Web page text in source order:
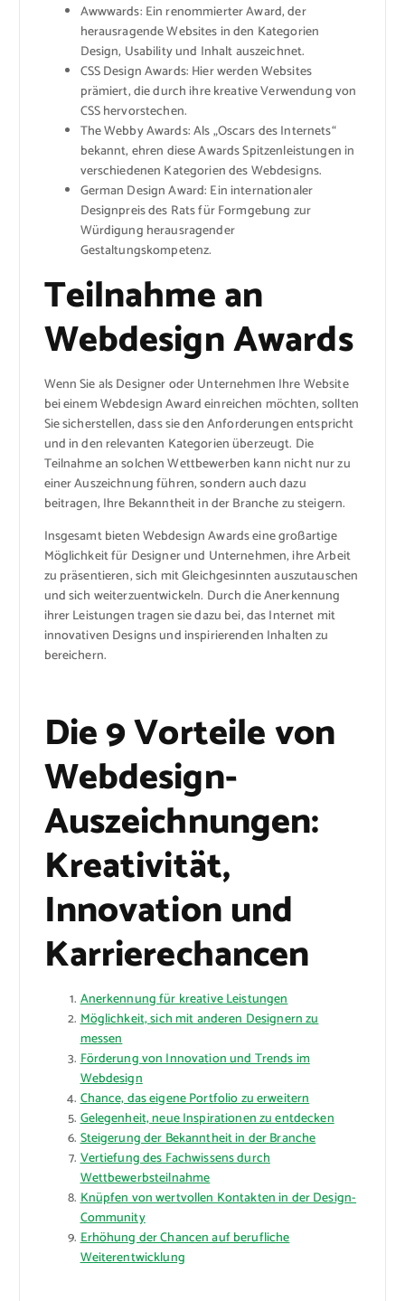
Awwwards: Ein renommierter Award, der
herausragende Websites in den Kategorien
Design, Usability und Inhalt auszeichnet.
CSS Design Awards: Hier werden Websites
prämiert, die durch ihre kreative Verwendung von
CSS hervorstechen.
The Webby Awards: Als „Oscars des Internets“
bekannt, ehren diese Awards Spitzenleistungen in
verschiedenen Kategorien des Webdesigns.
German Design Award: Ein internationaler
Designpreis des Rats für Formgebung zur
Würdigung herausragender
Gestaltungskompetenz.
Teilnahme an
Webdesign Awards
Wenn Sie als Designer oder Unternehmen Ihre Website
bei einem Webdesign Award einreichen möchten, sollten
Sie sicherstellen, dass sie den Anforderungen entspricht
und in den relevanten Kategorien überzeugt. Die
Teilnahme an solchen Wettbewerben kann nicht nur zu
einer Auszeichnung führen, sondern auch dazu
beitragen, Ihre Bekanntheit in der Branche zu steigern.
Insgesamt bieten Webdesign Awards eine großartige
Möglichkeit für Designer und Unternehmen, ihre Arbeit
zu präsentieren, sich mit Gleichgesinnten auszutauschen
und sich weiterzuentwickeln. Durch die Anerkennung
ihrer Leistungen tragen sie dazu bei, das Internet mit
innovativen Designs und inspirierenden Inhalten zu
bereichern.
Die 9 Vorteile von
Webdesign-
Auszeichnungen:
Kreativität,
Innovation und
Karrierechancen
Anerkennung für kreative Leistungen
Möglichkeit, sich mit anderen Designern zu
messen
Förderung von Innovation und Trends im
Webdesign
Chance, das eigene Portfolio zu erweitern
Gelegenheit, neue Inspirationen zu entdecken
Steigerung der Bekanntheit in der Branche
Vertiefung des Fachwissens durch
Wettbewerbsteilnahme
Knüpfen von wertvollen Kontakten in der Design-
Community
Erhöhung der Chancen auf berufliche
Weiterentwicklung